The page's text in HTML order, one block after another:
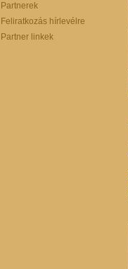
Partnerek
Feliratkozás hírlevélre
Partner linkek